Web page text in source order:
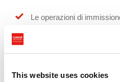
This website uses cookies
Le operazioni di
Iva). I soggetti possono
Le cessioni di beni nei
un’introduzione in un